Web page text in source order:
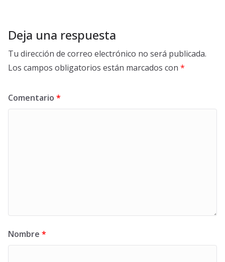
Deja una respuesta
Tu dirección de correo electrónico no será publicada.
Los campos obligatorios están marcados con *
Comentario *
Nombre *